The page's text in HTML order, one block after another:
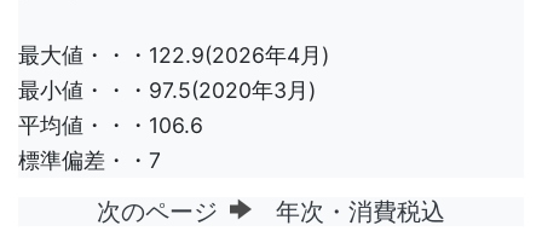
最大値・・・122.9(2026年4月)
最小値・・・97.5(2020年3月)
平均値・・・106.6
標準偏差・・7
次のページ 年次・消費税込